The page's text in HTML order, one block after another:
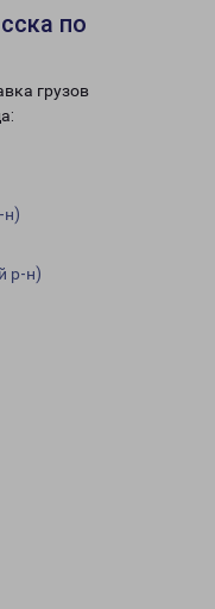
по
грузов
н)
р-н)